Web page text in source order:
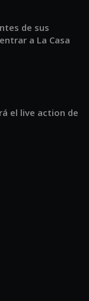
de sus
a La Casa
el live action de